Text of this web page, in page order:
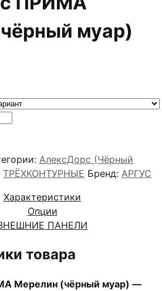
муар)
АлексДорс (Чёрный
ТРЁХКОНТУРНЫЕ Бренд: АРГУС
Характеристики
Опции
ПАНЕЛИ
товара
Мерелин (чёрный муар) —